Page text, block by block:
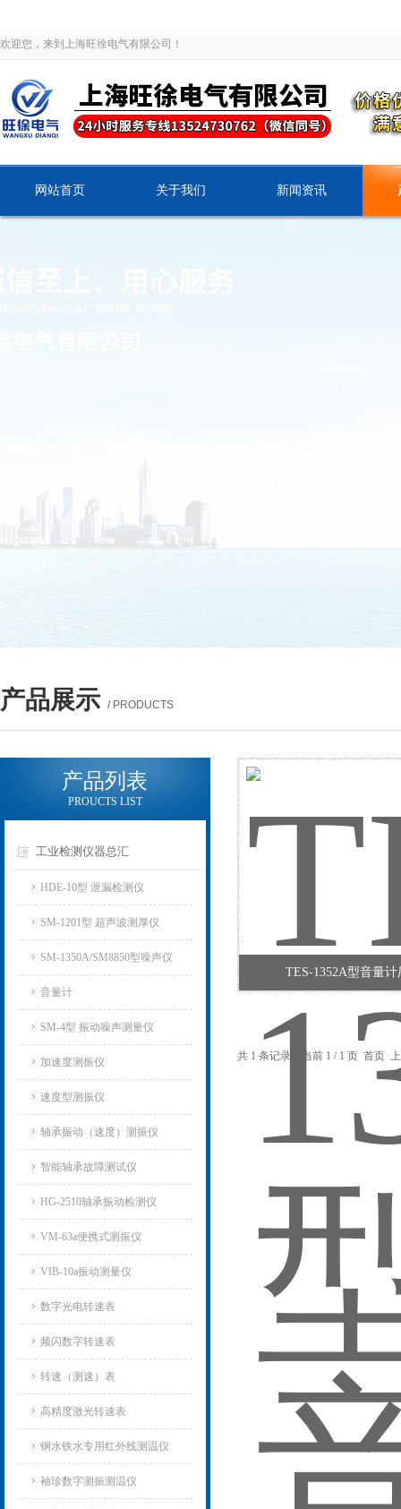
欢迎您，来到上海旺徐电气有限公司！
网站首页 关于我们 新闻资讯
产品展示 / PRODUCTS
产品列表
PROUCTS LIST
工业检测仪器总汇
HDE-10型 泄漏检测仪
SM-1201型 超声波测厚仪
SM-1350A/SM8850型噪声仪
音量计
SM-4型 振动噪声测量仪
加速度测振仪
速度型测振仪
轴承振动（速度）测振仪
智能轴承故障测试仪
HG-2510轴承振动检测仪
VM-63a便携式测振仪
VIB-10a振动测量仪
数字光电转速表
频闪数字转速表
转速（测速）表
高精度激光转速表
钢水铁水专用红外线测温仪
袖珍数字测振测温仪
TES-1352A型音量计
共 1 条记录，当前 1 / 1 页 首页